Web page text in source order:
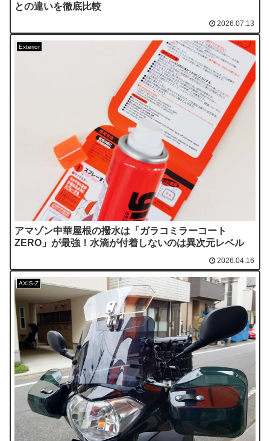
との違いを徹底比較
2026.07.13
Exterior
アマゾン中華屋根の撥水は「ガラコミラーコート
ZERO」が最強！水滴が付着しないのは異次元レベル
2026.04.16
AXIS-Z